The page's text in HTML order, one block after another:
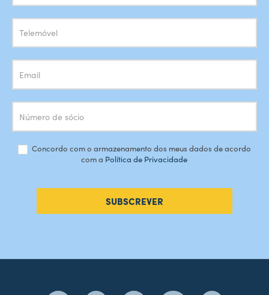
Newsletter
Concordo com o armazenamento dos meus dados de acordo
com a Política de Privacidade
SUBSCREVER